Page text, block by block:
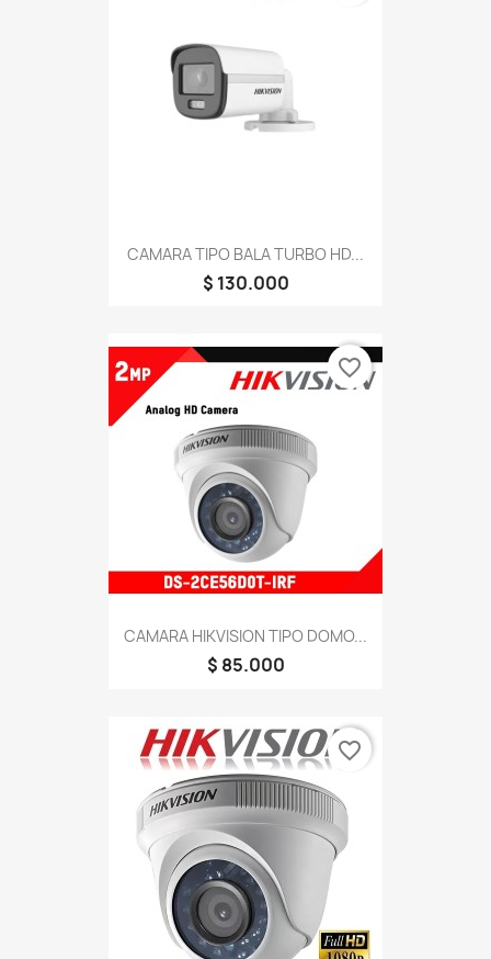
CAMARA TIPO BALA TURBO HD...
$ 130.000
CAMARA HIKVISION TIPO DOMO...
$ 85.000
favorite_border
favorite_border